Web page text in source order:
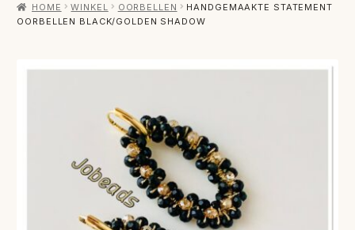
AFREKENEN
TRANSLATE
HOME WINKEL OORBELLEN
HANDGEMAAKTE STATEMENT
OORBELLEN BLACK/GOLDEN SHADOW